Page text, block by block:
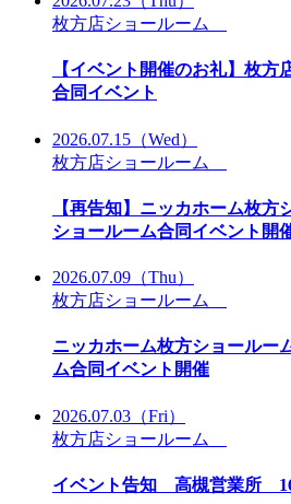
枚方店ショールーム
【イベント開催のお礼】枚方
合同イベント
2026.07.15 （Wed）
枚方店ショールーム
【再告知】ニッカホーム枚
ショールーム合同イベント開
2026.07.09 （Thu）
枚方店ショールーム
ニッカホーム枚方ショールー
ム合同イベント開催
2026.07.03 （Fri）
枚方店ショールーム
イベント告知 高槻営業所